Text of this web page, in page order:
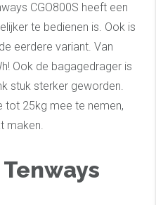
CGO800S heeft een
te bedienen is. Ook is
eerdere variant. Van
Ook de bagagedrager is
stuk sterker geworden.
tot 25kg mee te nemen,
maken.